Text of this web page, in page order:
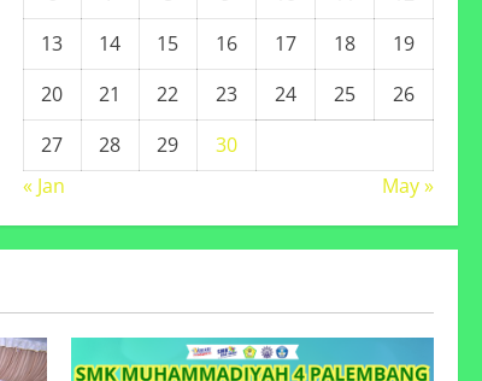
13
14 15 16 17 18
19
20
21 22 23 24 25
26
27
28 29
30
« Jan
May »